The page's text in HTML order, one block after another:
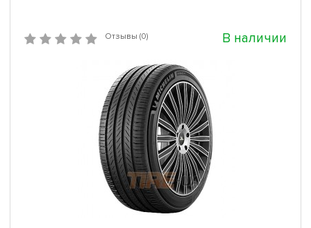
Отзывы (0) В наличии